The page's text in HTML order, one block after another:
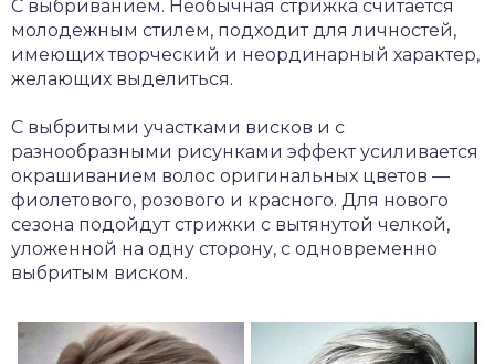
С выбриванием. Необычная стрижка считается
молодежным стилем, подходит для личностей,
имеющих творческий и неординарный характер,
желающих выделиться.
С выбритыми участками висков и с
разнообразными рисунками эффект усиливается
окрашиванием волос оригинальных цветов —
фиолетового, розового и красного. Для нового
сезона подойдут стрижки с вытянутой челкой,
уложенной на одну сторону, с одновременно
выбритым виском.